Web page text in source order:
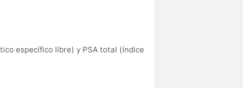
específico libre) y PSA total (índice